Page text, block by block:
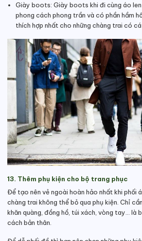
Giày boots: Giày boots khi đi cùng áo len
phong cách phong trần và có phần hầm
thích hợp nhất cho những chàng trai có cá
13. Thêm phụ kiện cho bộ trang phục
Để tạo nên vẻ ngoài hoàn hảo nhất khi phối
chàng trai không thể bỏ qua phụ kiện. Chỉ
khăn quàng, đồng hồ, túi xách, vòng tay… là
cách bản thân.